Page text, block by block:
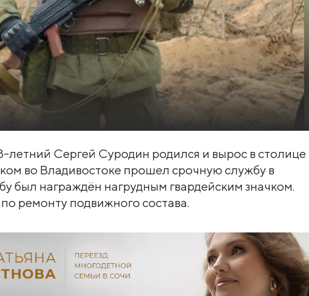
Сергей Суродин родился и вырос в столице
во Владивостоке прошел срочную службу в
был награждён нагрудным гвардейским значком.
ремонту подвижного состава.